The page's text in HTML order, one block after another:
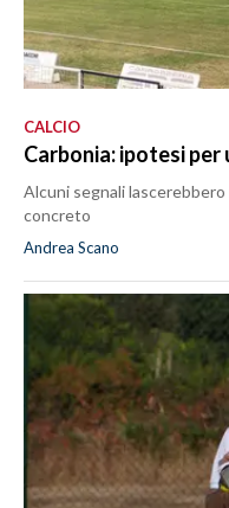
CALCIO
Carbonia: ipotesi
Alcuni segnali
concreto
Andrea Scano